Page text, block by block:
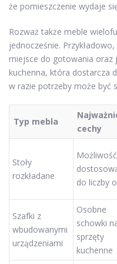
że pomieszczenie wydaje
Rozważ także meble
jednocześnie.
miejsce do gotowania oraz
kuchenna, która dostarcza
w razie potrzeby może być
Typ mebla
cechy
Stoły
rozkładane
Możliwość
do liczby
Szafki z
wbudowanymi
urządzeniami
Osobne
schowki
sprzęty
kuchenne